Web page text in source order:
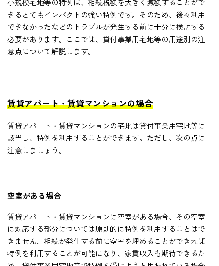
小規模宅地等の特例は、相続税額を大きく減額することがで
きるとてもインパクトの強い特例です。そのため、後々利用
できなかったなどのトラブルが発生する前に十分に検討する
必要があります。ここでは、貸付事業用宅地等の用途別の注
意点について解説します。
賃貸アパート・賃貸マンションの場合
賃貸アパート・賃貸マンションの宅地は貸付事業用宅地等に
該当し、特例を利用することができます。ただし、次の点に
注意しましょう。
空室がある場合
賃貸アパート・賃貸マンションに空室がある場合、その空室
に対応する部分については原則的に特例を利用することはで
きません。相続が発生する前に空室を埋めることができれば
特例を利用することが可能になり、家賃収入も期待できるた